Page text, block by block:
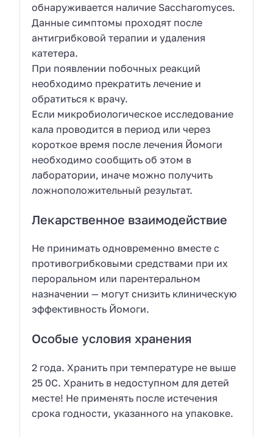
обнаруживается наличие Saccharomyces.
Данные симптомы проходят после
антигрибковой терапии и удаления
катетера.
При появлении побочных реакций
необходимо прекратить лечение и
обратиться к врачу.
Если микробиологическое исследование
кала проводится в период или через
короткое время после лечения Йомоги
необходимо сообщить об этом в
лаборатории, иначе можно получить
ложноположительный результат.
Лекарственное взаимодействие
Не принимать одновременно вместе с
противогрибковыми средствами при их
пероральном или парентеральном
назначении — могут снизить клиническую
эффективность Йомоги.
Особые условия хранения
2 года. Хранить при температуре не выше
25 0С. Хранить в недоступном для детей
месте! Не применять после истечения
срока годности, указанного на упаковке.